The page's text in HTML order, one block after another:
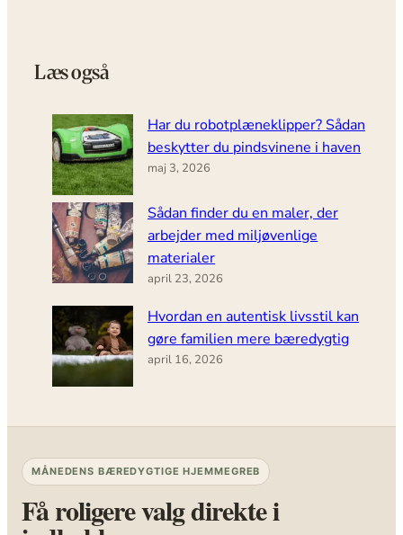
Læs også
Har du robotplæneklipper? Sådan
beskytter du pindsvinene i haven
maj 3, 2026
Sådan finder du en maler, der
arbejder med miljøvenlige
materialer
april 23, 2026
Hvordan en autentisk livsstil kan
gøre familien mere bæredygtig
april 16, 2026
MÅNEDENS BÆREDYGTIGE HJEMMEGREB
Få roligere valg direkte i